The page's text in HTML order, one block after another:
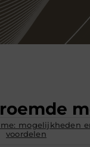
mogelijkheden
voordelen